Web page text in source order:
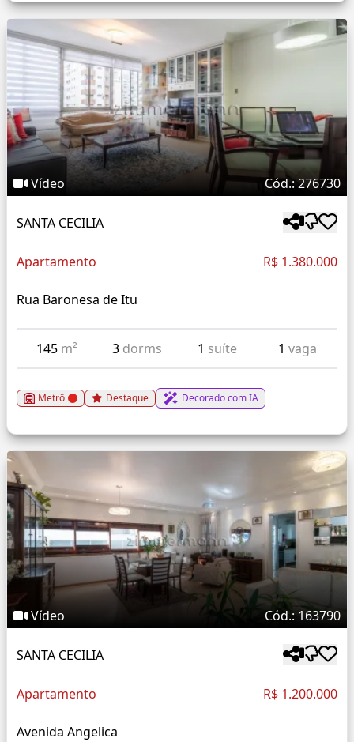
Vídeo Cód.: 276730
SANTA CECILIA
Apartamento R$ 1.380.000
Rua Baronesa de Itu
145 m² 3 dorms 1 suíte 1 vaga
Metrô Destaque Decorado com IA
Vídeo Cód.: 163790
SANTA CECILIA
Apartamento R$ 1.200.000
Avenida Angelica